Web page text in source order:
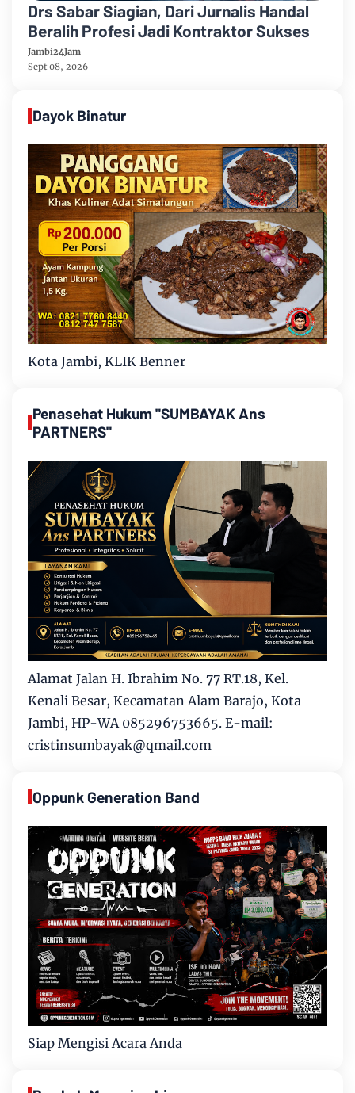
Drs Sabar Siagian, Dari Jurnalis Handal
Beralih Profesi Jadi Kontraktor Sukses
Jambi24Jam
Sept 08, 2026
Dayok Binatur
Kota Jambi, KLIK Benner
Penasehat Hukum "SUMBAYAK Ans
PARTNERS"
Alamat Jalan H. Ibrahim No. 77 RT.18, Kel.
Kenali Besar, Kecamatan Alam Barajo, Kota
Jambi, HP-WA 085296753665. E-mail:
cristinsumbayak@qmail.com
Oppunk Generation Band
Siap Mengisi Acara Anda